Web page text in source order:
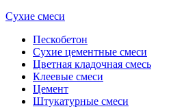
Сухие смеси
Пескобетон
Сухие цементные смеси
Цветная кладочная смесь
Клеевые смеси
Цемент
Штукатурные смеси